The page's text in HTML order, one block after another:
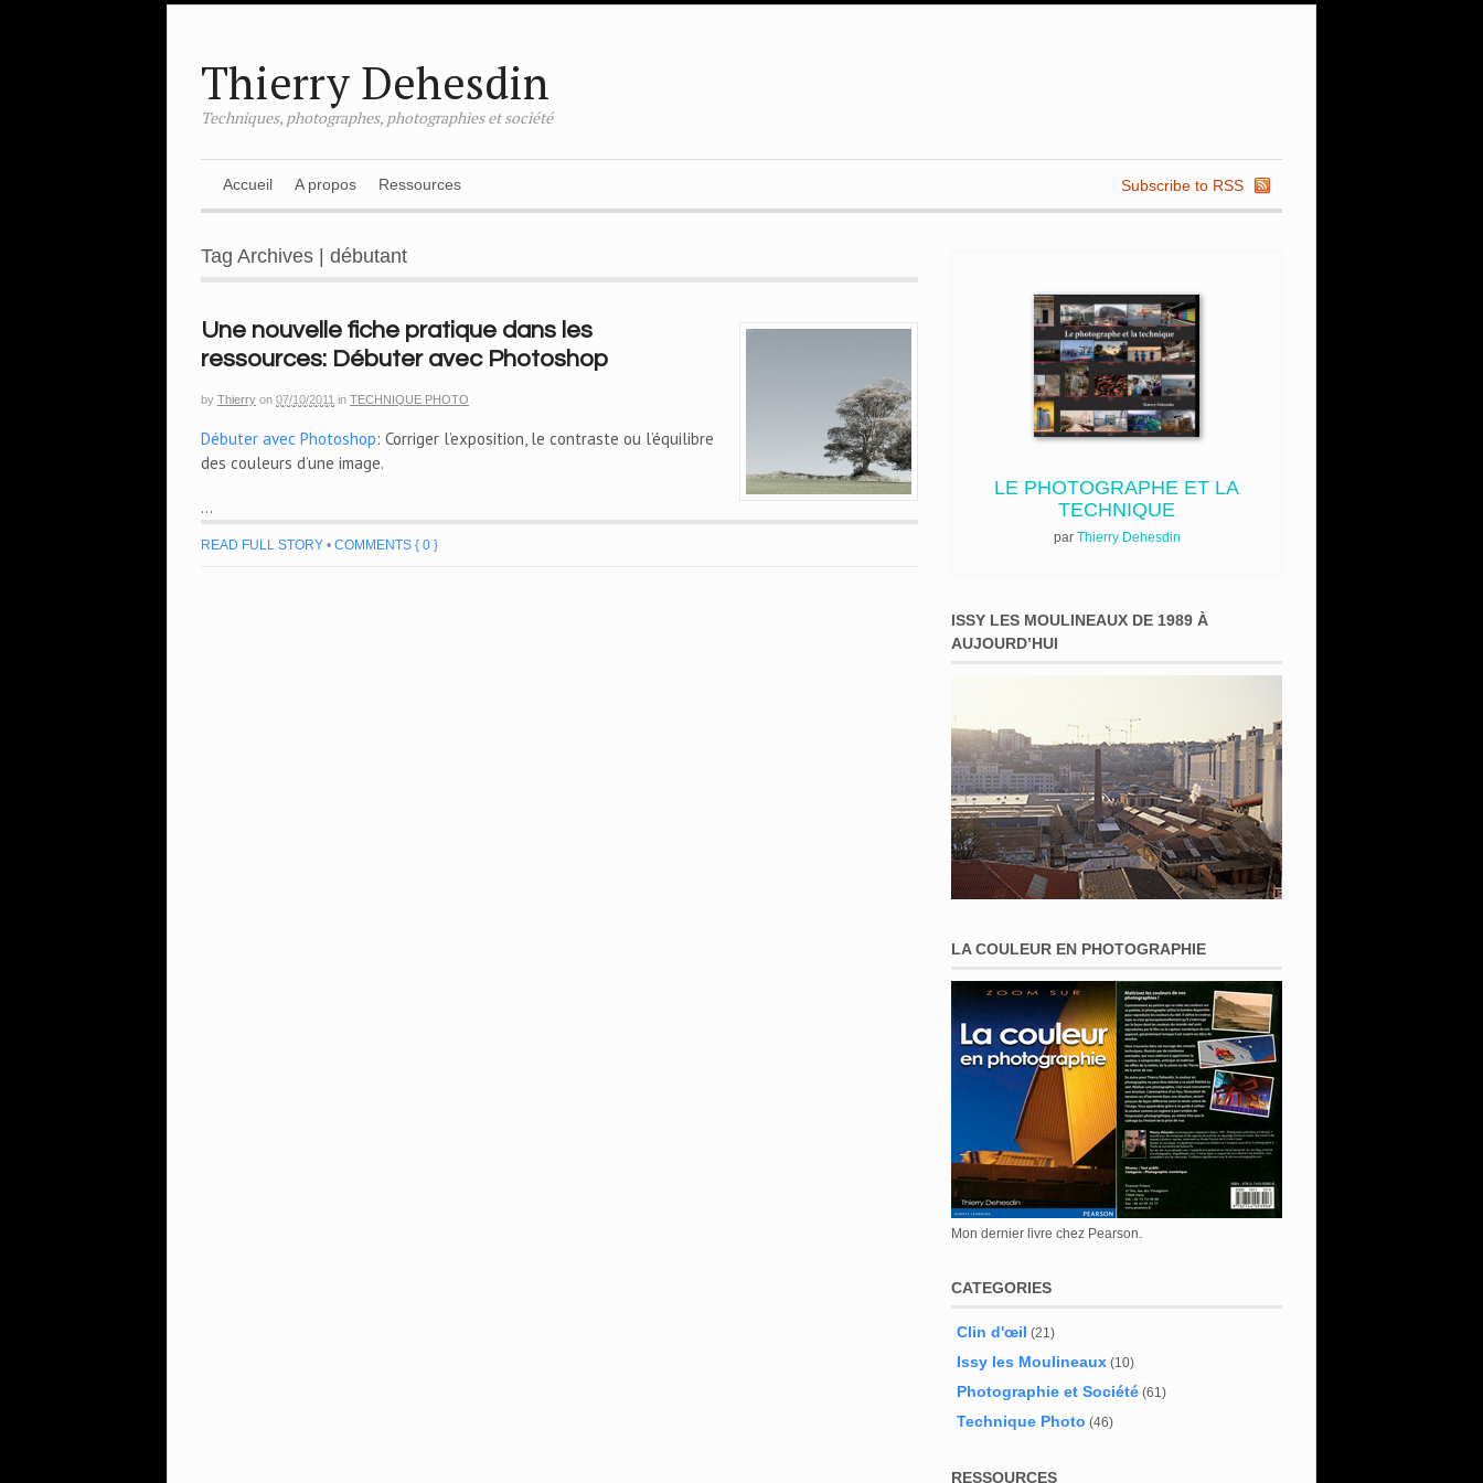
Thierry Dehesdin
Techniques, photographes, photographies et société
Subscribe to RSS
Accueil A propos Ressources
Tag Archives | débutant
Une nouvelle fiche pratique dans les
ressources: Débuter avec Photoshop
by Thierry on 07/10/2011 in TECHNIQUE PHOTO
Débuter avec Photoshop: Corriger l’exposition, le contraste ou l’équilibre
des couleurs d’une image.
…
READ FULL STORY • COMMENTS { 0 }
LE PHOTOGRAPHE ET LA
TECHNIQUE
par Thierry Dehesdin
ISSY LES MOULINEAUX DE 1989 À
AUJOURD’HUI
LA COULEUR EN PHOTOGRAPHIE
Mon dernier livre chez Pearson.
CATEGORIES
Clin d'œil (21)
Issy les Moulineaux (10)
Photographie et Société (61)
Technique Photo (46)
RESSOURCES